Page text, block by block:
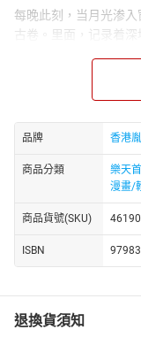
每晚此刻，当月光渗
古卷。里面，记录着
一个故事，一夜
精心准备的恐
古卷秘辛，百鬼
的日记，是祖
入的求救信号……
沉浸式氛围，挑
前后
馆或幽深老宅
囊括万相恐惧之
回响？是因贪
品牌 香港
商品分類 樂天
漫畫/
商品貨號(SKU)
ISBN
退換貨須知